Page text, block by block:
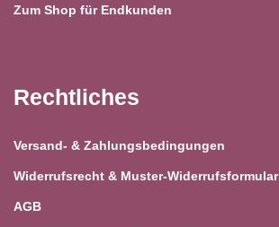
Zum Shop für Endkunden
Rechtliches
Versand- & Zahlungsbedingungen
Widerrufsrecht & Muster-Widerrufsformular
AGB